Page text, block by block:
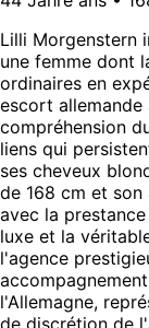
Lilli Morgenstern
une femme dont
ordinaires en
escort
compréhension
liens qui
ses cheveux
de 168 cm et son
avec la
luxe et la
l'agence
l'Allemagne,
de discrétion de